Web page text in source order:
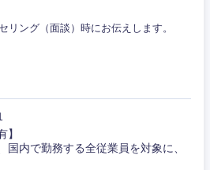
ング（面談）時にお伝えします。
】
国内で勤務する全従業員を対象に、